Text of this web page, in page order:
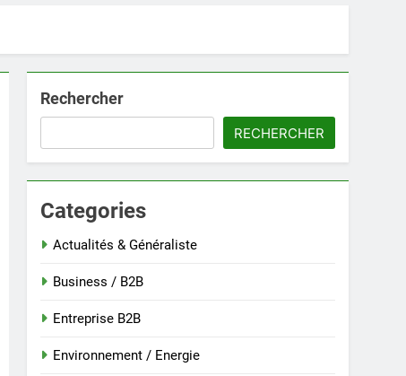
avantages
Rechercher
RECHERCHER
Categories
Actualités & Généraliste
Business / B2B
Entreprise B2B
Environnement / Energie